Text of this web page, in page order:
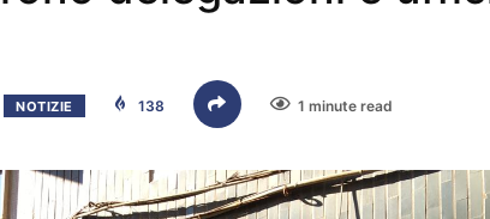
NOTIZIE 138 1 minute read